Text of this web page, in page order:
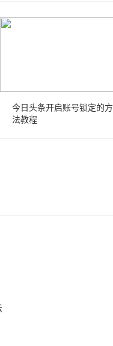
今日头条开启账号锁定的方
法教程